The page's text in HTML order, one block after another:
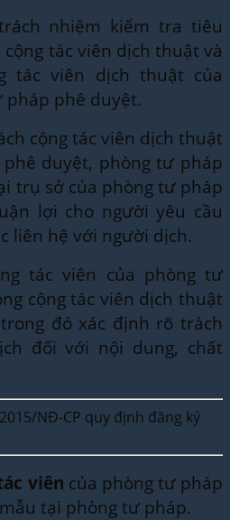
nhiệm kiểm tra tiêu
tác viên dịch thuật và
tác viên dịch thuật của
pháp phê duyệt.
cộng tác viên dịch thuật
duyệt, phòng tư pháp
trụ sở của phòng tư pháp
lợi cho người yêu cầu
liên hệ với người dịch.
tác viên của phòng tư
cộng tác viên dịch thuật
đó xác định rõ trách
đối với nội dung, chất
NĐ-CP quy định đăng ký
viên của phòng tư pháp
tại phòng tư pháp.